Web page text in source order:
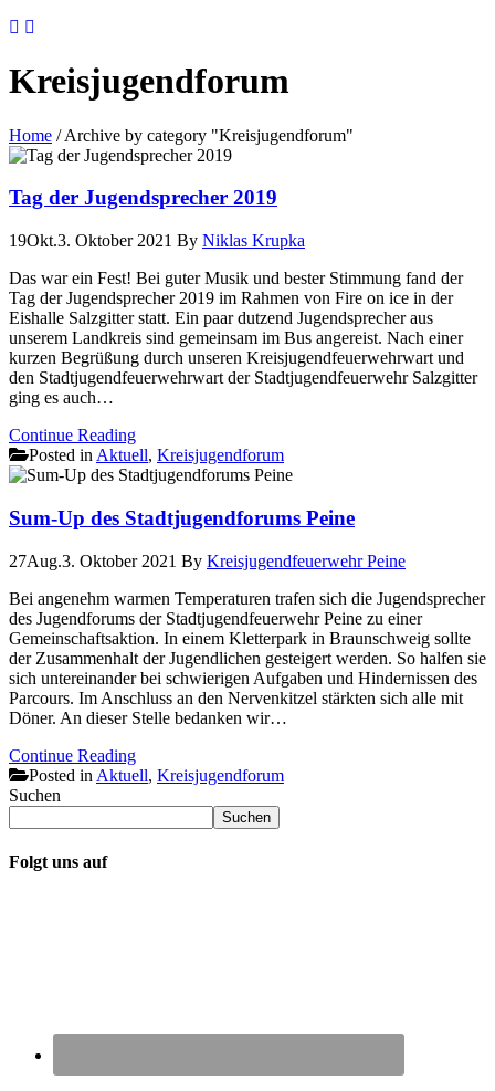
Kreisjugendforum
Home /Archive by category "Kreisjugendforum"
Tag der Jugendsprecher 2019
19Okt.3. Oktober 2021 By Niklas Krupka
Das war ein Fest! Bei guter Musik und bester Stimmung fand der
Tag der Jugendsprecher 2019 im Rahmen von Fire on ice in der
Eishalle Salzgitter statt. Ein paar dutzend Jugendsprecher aus
unserem Landkreis sind gemeinsam im Bus angereist. Nach einer
kurzen Begrüßung durch unseren Kreisjugendfeuerwehrwart und
den Stadtjugendfeuerwehrwart der Stadtjugendfeuerwehr Salzgitter
ging es auch…
Continue Reading
Posted in Aktuell, Kreisjugendforum
Sum-Up des Stadtjugendforums Peine
27Aug.3. Oktober 2021 By Kreisjugendfeuerwehr Peine
Bei angenehm warmen Temperaturen trafen sich die Jugendsprecher
des Jugendforums der Stadtjugendfeuerwehr Peine zu einer
Gemeinschaftsaktion. In einem Kletterpark in Braunschweig sollte
der Zusammenhalt der Jugendlichen gesteigert werden. So halfen sie
sich untereinander bei schwierigen Aufgaben und Hindernissen des
Parcours. Im Anschluss an den Nervenkitzel stärkten sich alle mit
Döner. An dieser Stelle bedanken wir…
Continue Reading
Posted in Aktuell, Kreisjugendforum
Suchen
Suchen
Folgt uns auf